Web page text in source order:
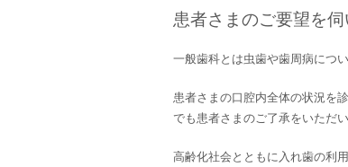
患者さまのご要望を
一般歯科とは虫歯や歯周病につ
患者さまの口腔内全体の状況を
でも患者さまのご了承をいただ
高齢化社会とともに入れ歯の利